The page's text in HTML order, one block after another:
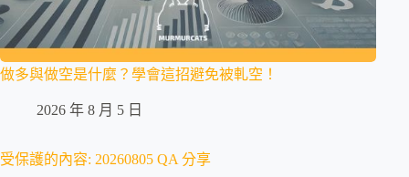
做多與做空是什麼？學會這招避免被軋空！
2026 年 8 月 5 日
受保護的內容: 20260805 QA 分享